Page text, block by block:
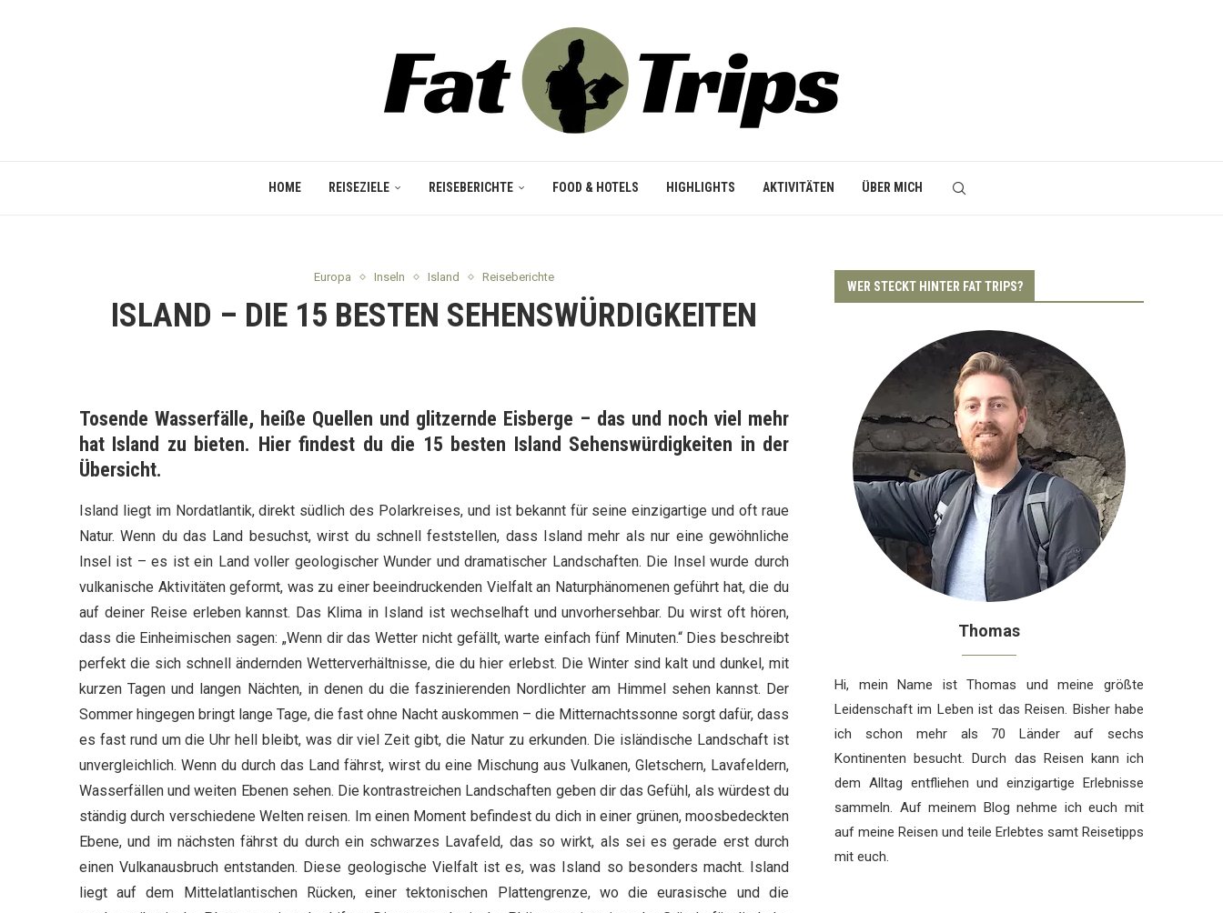
HOME REISEZIELE REISEBERICHTE FOOD & HOTELS HIGHLIGHTS AKTIVITÄTEN ÜBER MICH
Europa Inseln Island Reiseberichte
ISLAND – DIE 15 BESTEN SEHENSWÜRDIGKEITEN
Tosende Wasserfälle, heiße Quellen und glitzernde Eisberge – das und noch viel mehr
hat Island zu bieten. Hier findest du die 15 besten Island Sehenswürdigkeiten in der
Übersicht.
Island liegt im Nordatlantik, direkt südlich des Polarkreises, und ist bekannt für seine einzigartige und oft raue
Natur. Wenn du das Land besuchst, wirst du schnell feststellen, dass Island mehr als nur eine gewöhnliche
Insel ist – es ist ein Land voller geologischer Wunder und dramatischer Landschaften. Die Insel wurde durch
vulkanische Aktivitäten geformt, was zu einer beeindruckenden Vielfalt an Naturphänomenen geführt hat, die du
auf deiner Reise erleben kannst. Das Klima in Island ist wechselhaft und unvorhersehbar. Du wirst oft hören,
dass die Einheimischen sagen: „Wenn dir das Wetter nicht gefällt, warte einfach fünf Minuten.“ Dies beschreibt
perfekt die sich schnell ändernden Wetterverhältnisse, die du hier erlebst. Die Winter sind kalt und dunkel, mit
kurzen Tagen und langen Nächten, in denen du die faszinierenden Nordlichter am Himmel sehen kannst. Der
Sommer hingegen bringt lange Tage, die fast ohne Nacht auskommen – die Mitternachtssonne sorgt dafür, dass
es fast rund um die Uhr hell bleibt, was dir viel Zeit gibt, die Natur zu erkunden. Die isländische Landschaft ist
unvergleichlich. Wenn du durch das Land fährst, wirst du eine Mischung aus Vulkanen, Gletschern, Lavafeldern,
Wasserfällen und weiten Ebenen sehen. Die kontrastreichen Landschaften geben dir das Gefühl, als würdest du
ständig durch verschiedene Welten reisen. Im einen Moment befindest du dich in einer grünen, moosbedeckten
Ebene, und im nächsten fährst du durch ein schwarzes Lavafeld, das so wirkt, als sei es gerade erst durch
einen Vulkanausbruch entstanden. Diese geologische Vielfalt ist es, was Island so besonders macht. Island
liegt auf dem Mittelatlantischen Rücken, einer tektonischen Plattengrenze, wo die eurasische und die
WER STECKT HINTER FAT TRIPS?
Thomas
Hi, mein Name ist Thomas und meine größte
Leidenschaft im Leben ist das Reisen. Bisher habe
ich schon mehr als 70 Länder auf sechs
Kontinenten besucht. Durch das Reisen kann ich
dem Alltag entfliehen und einzigartige Erlebnisse
sammeln. Auf meinem Blog nehme ich euch mit
auf meine Reisen und teile Erlebtes samt Reisetipps
mit euch.